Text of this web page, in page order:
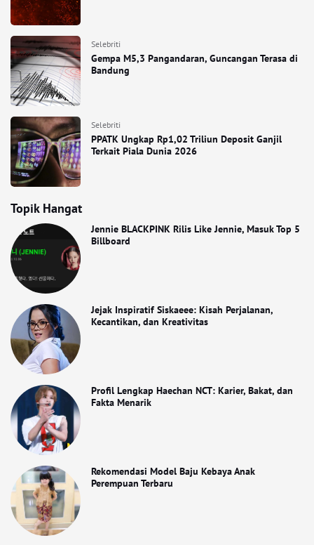
Selebriti
Gempa M5,3 Pangandaran, Guncangan Terasa di
Bandung
Selebriti
PPATK Ungkap Rp1,02 Triliun Deposit Ganjil
Terkait Piala Dunia 2026
Topik Hangat
Jennie BLACKPINK Rilis Like Jennie, Masuk Top 5
Billboard
Jejak Inspiratif Siskaeee: Kisah Perjalanan,
Kecantikan, dan Kreativitas
Profil Lengkap Haechan NCT: Karier, Bakat, dan
Fakta Menarik
Rekomendasi Model Baju Kebaya Anak
Perempuan Terbaru